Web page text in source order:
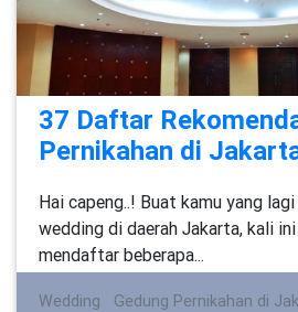
37 Daftar
Pernikahan di
Hai capeng..! Buat kamu yang
wedding di daerah Jakarta, kali
mendaftar beberapa...
Wedding Gedung Pernikahan di